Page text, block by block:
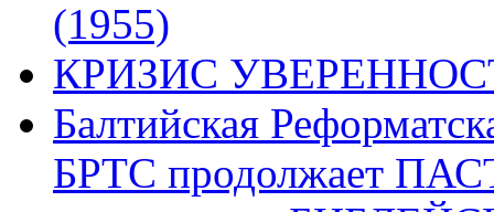
(1955)
КРИЗИС
Балтийская
БРТС продолжает